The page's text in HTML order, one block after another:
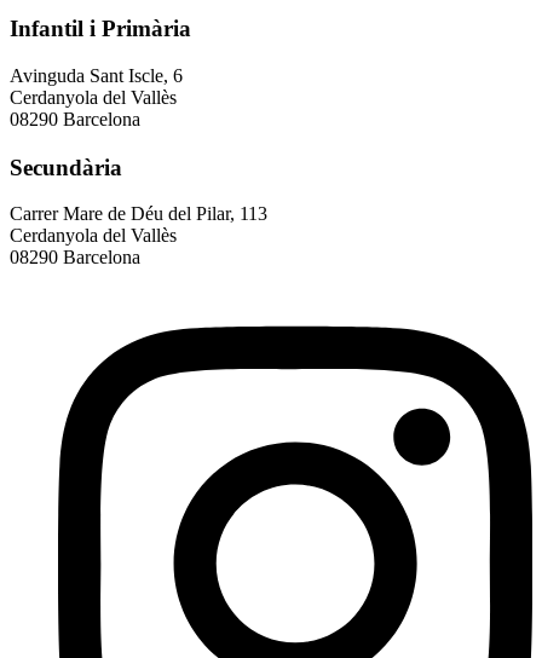
Infantil i Primària
Avinguda Sant Iscle, 6
Cerdanyola del Vallès
08290 Barcelona
Secundària
Carrer Mare de Déu del Pilar, 113
Cerdanyola del Vallès
08290 Barcelona